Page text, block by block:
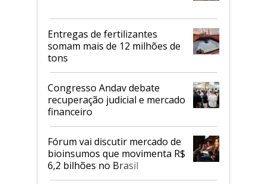
Entregas de fertilizantes
somam mais de 12 milhões de
tons
Congresso Andav debate
recuperação judicial e mercado
financeiro
Fórum vai discutir mercado de
bioinsumos que movimenta R$
6,2 bilhões no Brasil